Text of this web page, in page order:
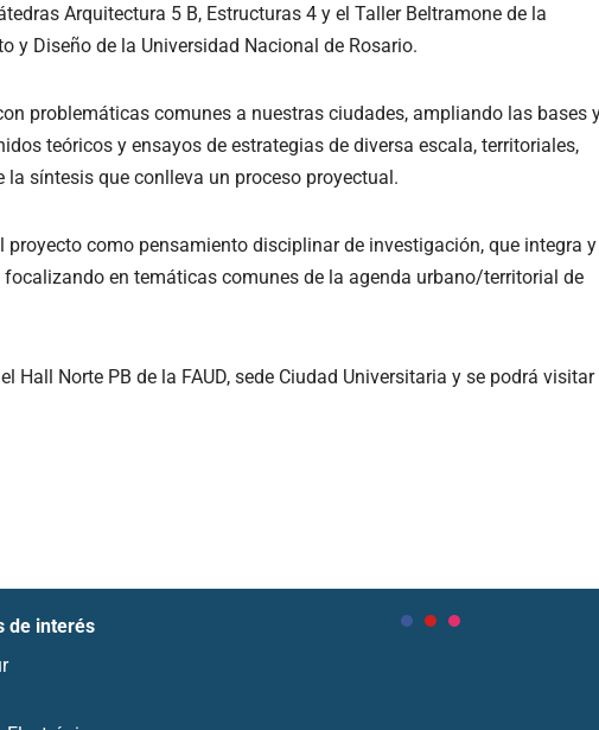
Arquitectura 5 B, Estructuras 4 y el Taller Beltramone de la
y Diseño de la Universidad Nacional de Rosario.
problemáticas comunes a nuestras ciudades, ampliando las bases
teóricos y ensayos de estrategias de diversa escala, territoriales,
síntesis que conlleva un proceso proyectual.
proyecto como pensamiento disciplinar de investigación, que integra y
en temáticas comunes de la agenda urbano/territorial de
Hall Norte PB de la FAUD, sede Ciudad Universitaria y se podrá visitar
de interés